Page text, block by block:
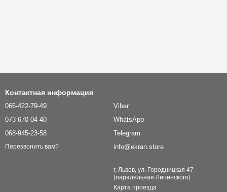
Контактная информация
066-422-79-49
073-670-04-40
068-945-23-58
Перезвонить вам?
Viber
WhatsApp
Telegram
info@ekran.store
г. Львов, ул. Городницкая 47
(паралельная Липинского)
Карта проезда